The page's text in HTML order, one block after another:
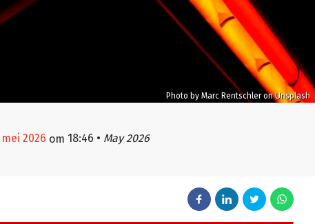
Photo by Marc Rentschler on Unsplash
mei 2026 om 18:46 • May 2026